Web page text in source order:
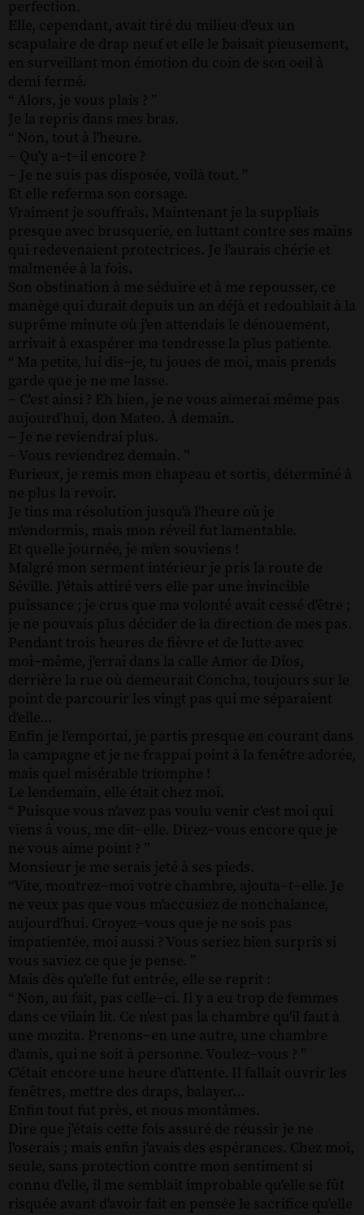
perfection.
Elle, cependant, avait tiré du milieu d'eux un
scapulaire de drap neuf et elle le baisait pieusement,
en surveillant mon émotion du coin de son oeil à
demi fermé.
“ Alors, je vous plais ? ”
Je la repris dans mes bras.
“ Non, tout à l'heure.
− Qu'y a−t−il encore ?
− Je ne suis pas disposée, voilà tout. ”
Et elle referma son corsage.
Vraiment je souffrais. Maintenant je la suppliais
presque avec brusquerie, en luttant contre ses mains
qui redevenaient protectrices. Je l'aurais chérie et
malmenée à la fois.
Son obstination à me séduire et à me repousser, ce
manège qui durait depuis un an déjà et redoublait à la
suprême minute où j'en attendais le dénouement,
arrivait à exaspérer ma tendresse la plus patiente.
“ Ma petite, lui dis−je, tu joues de moi, mais prends
garde que je ne me lasse.
− C'est ainsi ? Eh bien, je ne vous aimerai même pas
aujourd'hui, don Mateo. À demain.
− Je ne reviendrai plus.
− Vous reviendrez demain. ”
Furieux, je remis mon chapeau et sortis, déterminé à
ne plus la revoir.
Je tins ma résolution jusqu'à l'heure où je
m'endormis, mais mon réveil fut lamentable.
Et quelle journée, je m'en souviens !
Malgré mon serment intérieur je pris la route de
Séville. J'étais attiré vers elle par une invincible
puissance ; je crus que ma volonté avait cessé d'être ;
je ne pouvais plus décider de la direction de mes pas.
Pendant trois heures de fièvre et de lutte avec
moi−même, j'errai dans la calle Amor de Dios,
derrière la rue où demeurait Concha, toujours sur le
point de parcourir les vingt pas qui me séparaient
d'elle...
Enfin je l'emportai, je partis presque en courant dans
la campagne et je ne frappai point à la fenêtre adorée,
mais quel misérable triomphe !
Le lendemain, elle était chez moi.
“ Puisque vous n'avez pas voulu venir c'est moi qui
viens à vous, me dit−elle. Direz−vous encore que je
ne vous aime point ? ”
Monsieur je me serais jeté à ses pieds.
“Vite, montrez−moi votre chambre, ajouta−t−elle. Je
ne veux pas que vous m'accusiez de nonchalance,
aujourd'hui. Croyez−vous que je ne sois pas
impatientée, moi aussi ? Vous seriez bien surpris si
vous saviez ce que je pense. ”
Mais dès qu'elle fut entrée, elle se reprit :
“ Non, au fait, pas celle−ci. Il y a eu trop de femmes
dans ce vilain lit. Ce n'est pas la chambre qu'il faut à
une mozita. Prenons−en une autre, une chambre
d'amis, qui ne soit à personne. Voulez−vous ? ”
C'était encore une heure d'attente. Il fallait ouvrir les
fenêtres, mettre des draps, balayer...
Enfin tout fut près, et nous montâmes.
Dire que j'étais cette fois assuré de réussir je ne
l'oserais ; mais enfin j'avais des espérances. Chez moi,
seule, sans protection contre mon sentiment si
connu d'elle, il me semblait improbable qu'elle se fût
risquée avant d'avoir fait en pensée le sacrifice qu'elle